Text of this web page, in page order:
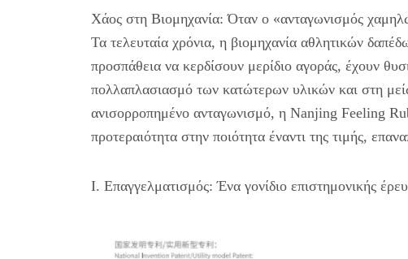
Χάος στη Βιομηχανία: Όταν ο «ανταγωνισμός
Τα τελευταία χρόνια, η βιομηχανία αθλητικών
προσπάθεια να κερδίσουν μερίδιο αγοράς, έχουν
πολλαπλασιασμό των κατώτερων υλικών και στη
ανισορροπημένο ανταγωνισμό, η Nanjing Feeling
προτεραιότητα στην ποιότητα έναντι της τιμής,
I. Επαγγελματισμός: Ένα γονίδιο επιστημονικής